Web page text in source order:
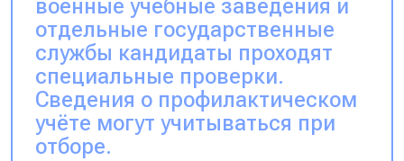
военные учебные заведения и
отдельные государственные
службы кандидаты проходят
специальные проверки.
Сведения о профилактическом
учёте могут учитываться при
отборе.